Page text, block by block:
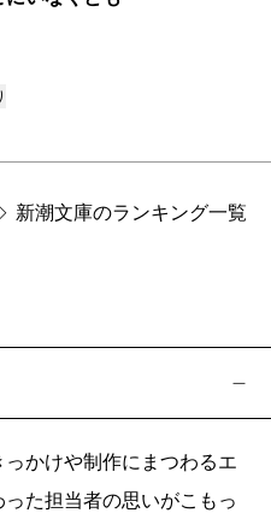
新潮文庫のランキング一覧
かけや制作にまつわるエ
た担当者の思いがこもっ